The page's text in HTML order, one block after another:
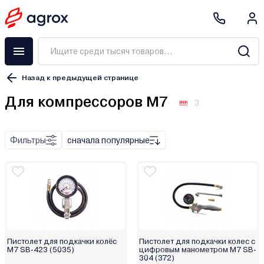
Назад к предыдущей странице
Для компрессоров M7
3
Краскопульт
Манометр
Осушитель воздуха
Пистолет для накачки шин
Пистолет пескоструйный
Пневматический пистолет
Прессостат (реле давления)
Фильтры сначала популярные
Пистолет для подкачки колёс
M7 SB-423 (5035)
Пистолет для подкачки колес с
цифровым манометром M7 SB-
304 (372)